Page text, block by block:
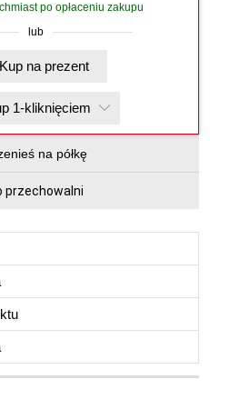
po opłaceniu zakupu
lub
Kup na prezent
1-kliknięciem
na półkę
przechowalni